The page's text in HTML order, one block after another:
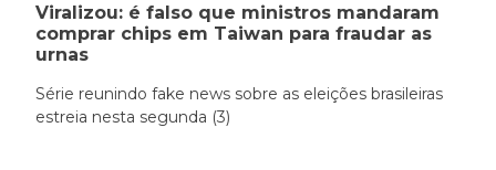
Viralizou: é falso que ministros mandaram
comprar chips em Taiwan para fraudar as
urnas
Série reunindo fake news sobre as eleições brasileiras
estreia nesta segunda (3)